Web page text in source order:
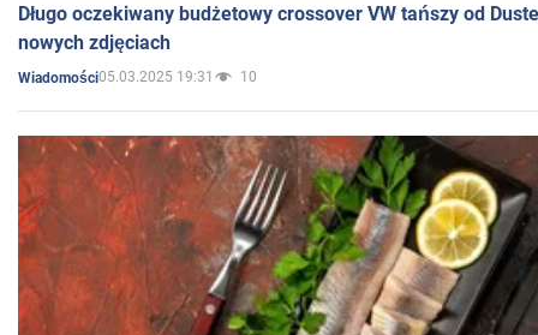
Długo oczekiwany budżetowy crossover VW tańszy od
nowych zdjęciach
Wiadomości05.03.2025 19:31 10